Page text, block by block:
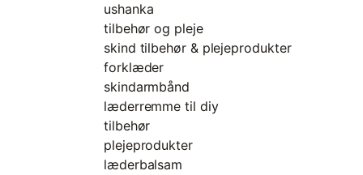
ushanka
tilbehør og pleje
skind tilbehør & plejeprodukter
forklæder
skindarmbånd
læderremme til diy
tilbehør
plejeprodukter
læderbalsam